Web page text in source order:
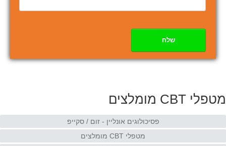
שלח
מטפלי CBT מומלצים
פסיכולוגים אונליין - זום / סקייפ
מטפלי CBT מומלצים